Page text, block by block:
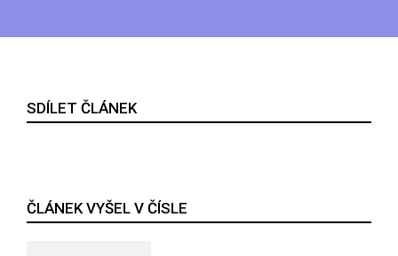
SDÍLET ČLÁNEK
ČLÁNEK VYŠEL V ČÍSLE